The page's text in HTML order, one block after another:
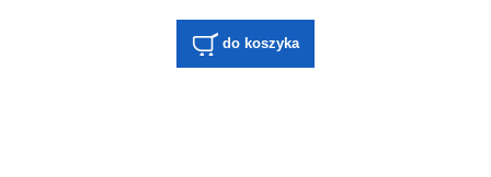
do koszyka